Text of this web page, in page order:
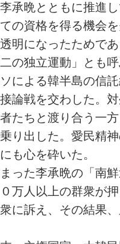
承晩とともに推進
の資格を得る機会
明になったためで
の独立運動」とも
による韓半島の信
論戦を交わした。
たちと渡り合う一
り出した。愛民精
も心を砕いた。
った李承晩の「南
万人以上の群衆が
に訴え、その結果